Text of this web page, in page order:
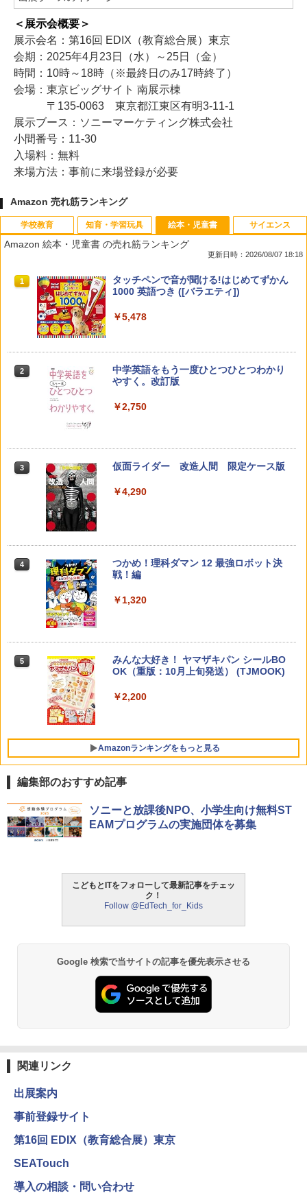
＜展示会概要＞
展示会名：第16回 EDIX（教育総合展）東京
会期：2025年4月23日（水）～25日（金）
時間：10時～18時（※最終日のみ17時終了）
会場：東京ビッグサイト 南展示棟
〒135-0063 東京都江東区有明3-11-1
展示ブース：ソニーマーケティング株式会社
小間番号：11-30
入場料：無料
来場方法：事前に来場登録が必要
Amazon 売れ筋ランキング
学校教育
1 先生のためのGoogle AI完全攻略図鑑
2 子どもが変わる魔法の言葉
￥2,200
3
カウンセリングとは何か 変化するという
4
「ことばで伝える」ができない子どもた
ち 誰が〈ことばの力〉を育てるのか
￥1,870
5
ゼロからわかる！ みるみる図形に強く
なるマンガ
￥1,430
知育・学習玩具
1
Amazon Fire HD 10 キッズモデル (10イ
ンチ) ピンク 対象年齢3歳から 数千点の
2
パイロット スイスイおえかき for Study
何回も書ける! れんしゅうボード ひらが
な・カタカナ・すうじ・ABC 3歳以上 知
育
【くもん出版公式特別セット】くもん出
版(KUMON PUBLISHING) くもんの日本
￥4,046
ンツが1年間使い放題
￥26,980
上 KUMON LK-10
￥2,127
絵本・児童書
Amazon 絵本・児童書 の売れ筋ランキング
更新日時：2026/08/07 18:18
1
タッチペンで音が聞ける!はじめてずかん
1000 英語つき ([バラエティ])
￥5,478
2
中学英語をもう一度ひとつひとつわかり
やすく。改訂版
￥2,750
3 仮面ライダー 改造人間 限定ケース版
￥4,290
4
つかめ！理科ダマン 12 最強ロボット決
戦！編
￥1,320
5
みんな大好き！ ヤマザキパン シールBO
OK（重版：10月上旬発送） (TJMOOK)
￥2,200
Amazonランキングをもっと見る
サイエンス
1
ThinkFun ボードゲーム 「サーキット・
メイズ」 配線回路をプログラミングする
日本語説明書付 8歳~ 76341 誕生日 クリ
￥1,980
物理実験モデル楽器電磁気教材を教える
Galtonplatteの物理的な機器
ホリデープロジェクト、ギフトイベン
編集部のおすすめ記事
ソニーと放課後NPO、小学生向け無料ST
EAMプログラムの実施団体を募集
こどもとITをフォローして最新記事をチェッ
ク！
Follow @EdTech_for_Kids
Google 検索で当サイトの記事を優先表示させる
関連リンク
出展案内
事前登録サイト
第16回 EDIX（教育総合展）東京
SEATouch
導入の相談・問い合わせ